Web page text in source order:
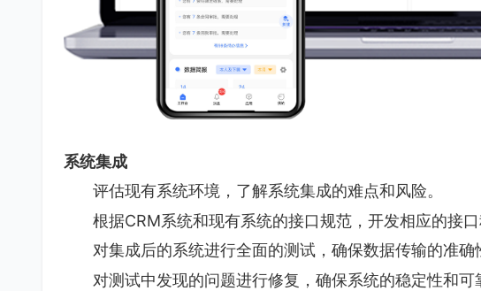
系统集成
评估现有系统环境，了解系统集成的难点和风险。
根据CRM系统和现有系统的接口规范，开发相应的接
对集成后的系统进行全面的测试，确保数据传输的准确
对测试中发现的问题进行修复，确保系统的稳定性和可